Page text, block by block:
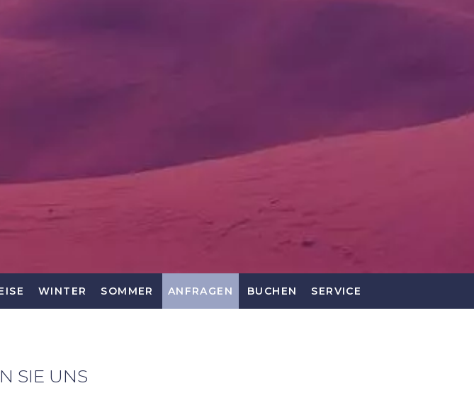
WINTER SOMMER ANFRAGEN BUCHEN SERVICE
SIE UNS